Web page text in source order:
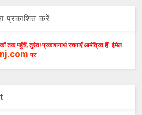
प्रकाशित करें
तक पहुँचें, तुरंत! प्रकाशनार्थ रचनाएँ आमंत्रित हैं. ईमेल
पर